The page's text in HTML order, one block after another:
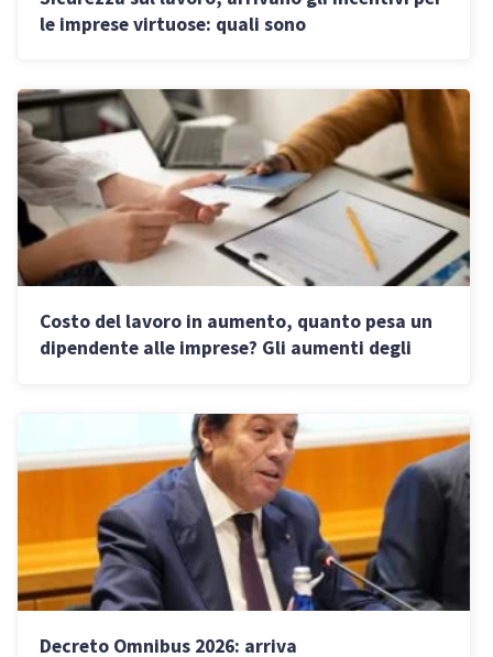
le imprese virtuose: quali sono
Costo del lavoro in aumento, quanto pesa un
dipendente alle imprese? Gli aumenti degli
Decreto Omnibus 2026: arriva